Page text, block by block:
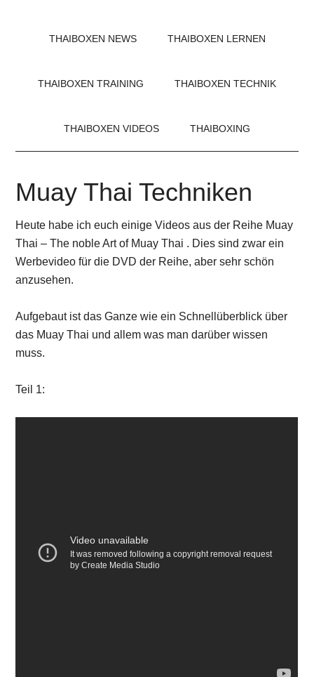
THAIBOXEN NEWS THAIBOXEN LERNEN
THAIBOXEN TRAINING THAIBOXEN TECHNIK
THAIBOXEN VIDEOS THAIBOXING
Muay Thai Techniken
Heute habe ich euch einige Videos aus der Reihe Muay
Thai – The noble Art of Muay Thai . Dies sind zwar ein
Werbevideo für die DVD der Reihe, aber sehr schön
anzusehen.
Aufgebaut ist das Ganze wie ein Schnellüberblick über
das Muay Thai und allem was man darüber wissen
muss.
Teil 1: